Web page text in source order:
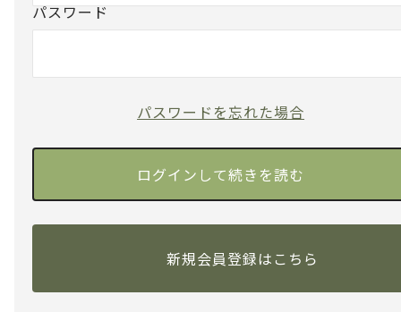
パスワード
パスワードを忘れた場合
新規会員登録はこちら